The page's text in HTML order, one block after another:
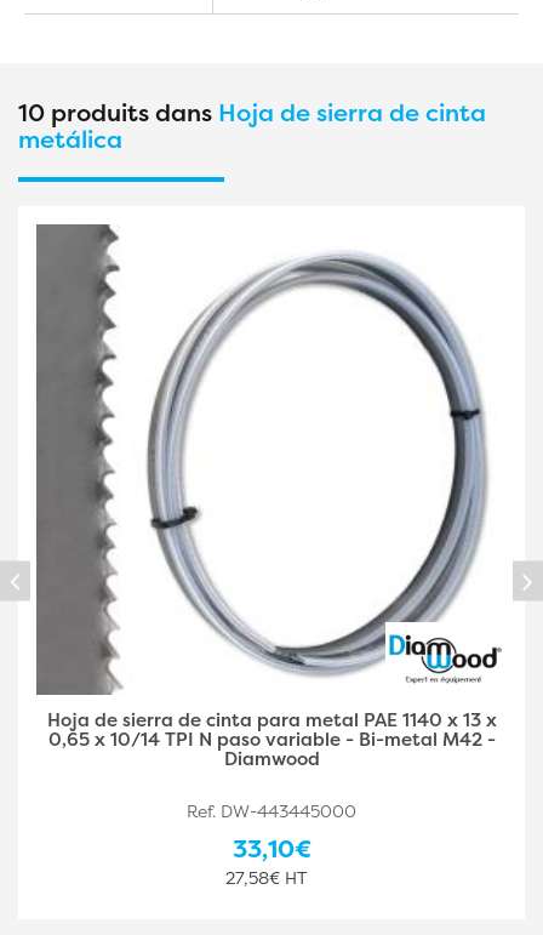
10 produits dans Hoja de sierra de cinta
metálica
Hoja de Sierra de Cinta Metal PAE 1140 x 13 x 0,65
6/10 TPI N Paso Variable - Bi-Metal M42 -
Diamwood
Ref. DW-443445001
33,10€
27,58€ HT